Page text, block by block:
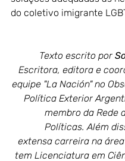
do coletivo imigrante
Texto escrito por
Escritora, editora e
equipe "La Nación" no
Política Exterior
membro da Rede
Políticas. Além
extensa carreira na
tem Licenciatura em